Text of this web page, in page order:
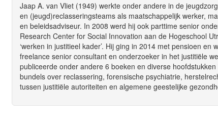
Jaap A. van Vliet (1949) werkte onder andere in de
en (jeugd)reclasseringsteams als maatschappelijk werker,
en beleidsadviseur. In 2008 werd hij ook parttime senior
Research Center for Social Innovation aan de Hogeschool
‘werken in justitieel kader’. Hij ging in 2014 met pensioen en
freelance senior consultant en onderzoeker in het justitiële
publiceerde onder andere 6 boeken en diverse
bundels over reclassering, forensische psychiatrie,
tussen justitiële autoriteiten en algemene geestelijke